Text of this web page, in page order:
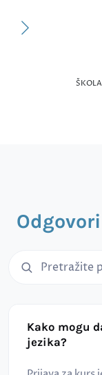
Kako mogu
jezika?